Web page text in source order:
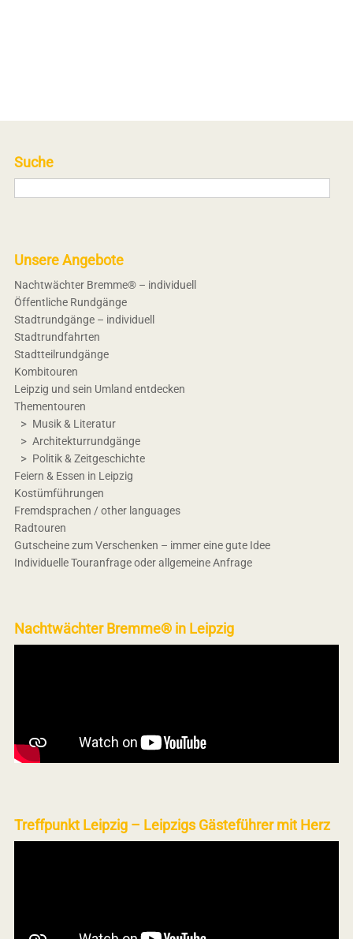
Suche
Unsere Angebote
Nachtwächter Bremme® – individuell
Öffentliche Rundgänge
Stadtrundgänge – individuell
Stadtrundfahrten
Stadtteilrundgänge
Kombitouren
Leipzig und sein Umland entdecken
Thementouren
Musik & Literatur
Architekturrundgänge
Politik & Zeitgeschichte
Feiern & Essen in Leipzig
Kostümführungen
Fremdsprachen / other languages
Radtouren
Gutscheine zum Verschenken – immer eine gute Idee
Individuelle Touranfrage oder allgemeine Anfrage
Nachtwächter Bremme® in Leipzig
Treffpunkt Leipzig – Leipzigs Gästeführer mit Herz